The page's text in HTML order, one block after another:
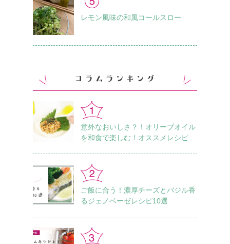
レモン風味の和風コールスロー
意外なおいしさ？！オリーブオイル
を和食で楽しむ！オススメレシピ18
ご飯に合う！濃厚チーズとバジル香
るジェノベーゼレシピ10選